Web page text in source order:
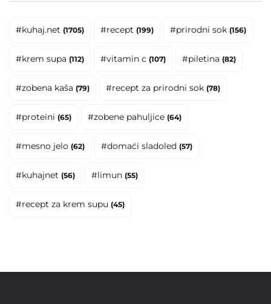
#kuhaj.net (1705) #recept (199) #prirodni sok (156)
#krem supa (112) #vitamin c (107) #piletina (82)
#zobena kaša (79) #recept za prirodni sok (78)
#proteini (65) #zobene pahuljice (64)
#mesno jelo (62) #domaći sladoled (57)
#kuhajnet (56) #limun (55)
#recept za krem supu (45)